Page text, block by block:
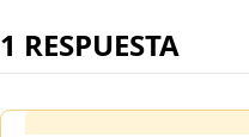
1 RESPUESTA